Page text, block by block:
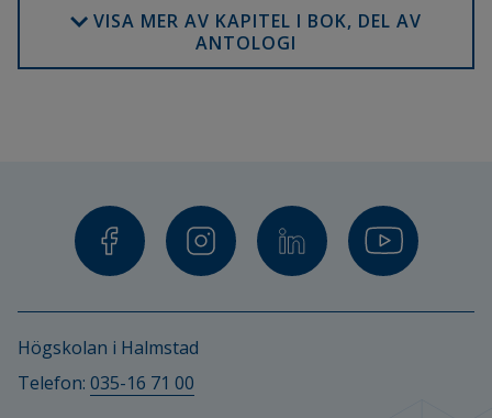
VISA MER AV KAPITEL I BOK, DEL AV
ANTOLOGI
Högskolan i Halmstad
Telefon: 035-16 71 00